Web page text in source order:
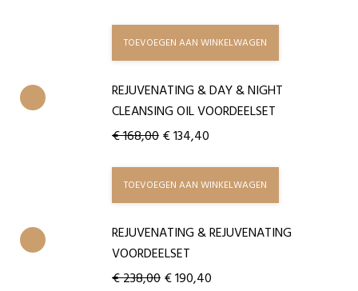
TOEVOEGEN AAN WINKELWAGEN
REJUVENATING & DAY & NIGHT
CLEANSING OIL VOORDEELSET
€168,00€134,40
TOEVOEGEN AAN WINKELWAGEN
REJUVENATING & REJUVENATING
VOORDEELSET
€238,00€190,40